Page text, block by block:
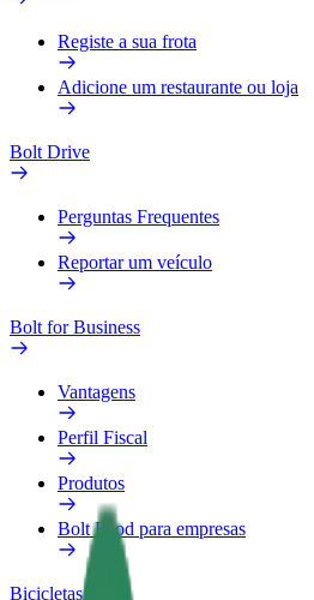
Registe a sua frota
Adicione um restaurante ou loja
Bolt Drive
Perguntas Frequentes
Reportar um veículo
Bolt for Business
Vantagens
Perfil Fiscal
Produtos
Bolt Food para empresas
Bicicletas